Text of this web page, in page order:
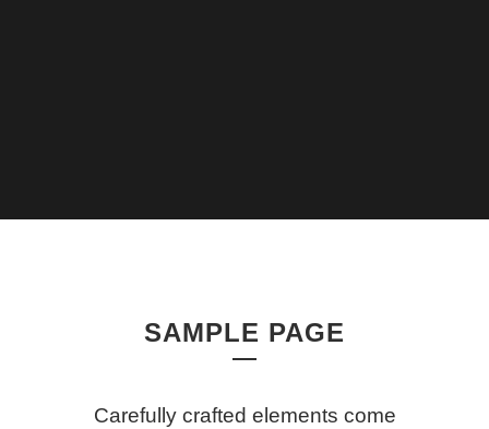
SAMPLE PAGE
Carefully crafted elements come